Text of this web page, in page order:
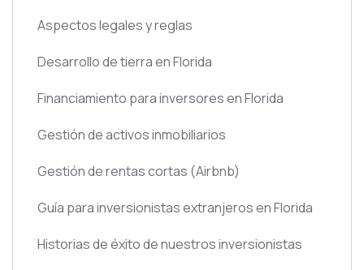
Aspectos legales y reglas
Desarrollo de tierra en Florida
Financiamiento para inversores en Florida
Gestión de activos inmobiliarios
Gestión de rentas cortas (Airbnb)
Guía para inversionistas extranjeros en Florida
Historias de éxito de nuestros inversionistas